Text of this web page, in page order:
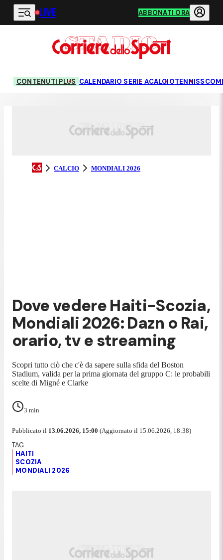
Vai al contenuto principale
LIVE ABBONATI ORA
CONTENUTI PLUS CALENDARIO SERIE ACALCIOTENNIS
CALCIO MONDIALI 2026
Dove vedere Haiti-Scozia,
Mondiali 2026: Dazn o Rai,
orario, tv e streaming
Scopri tutto ciò che c'è da sapere sulla sfida del Boston
Stadium, valida per la prima giornata del gruppo C: le probabili
scelte di Migné e Clarke
3 min
Pubblicato il 13.06.2026, 15:00 (Aggiornato il 15.06.2026, 18:38)
HAITI
SCOZIA
MONDIALI 2026